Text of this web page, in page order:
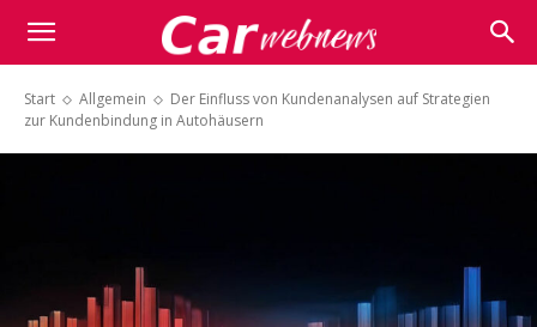
Carwebnews.com
Start Allgemein
Der Einfluss von Kundenanalysen auf Strategien
zur Kundenbindung in Autohäusern